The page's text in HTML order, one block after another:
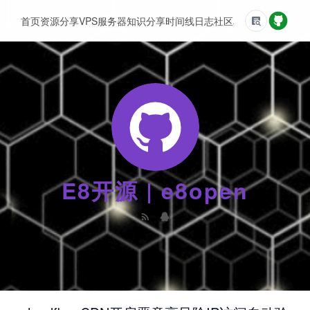
E8开源 | e8open
首页资源分享VPS服务器知识分享时间线日志社区友情链接